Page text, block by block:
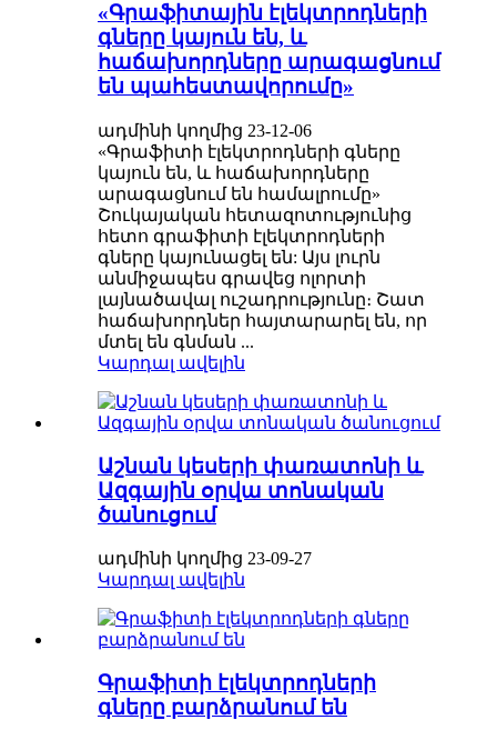
«Գրաֆիտային էլեկտրոդների
գները կայուն են, և
հաճախորդները արագացնում
են պահեստավորումը»
ադմինի կողմից 23-12-06
«Գրաֆիտի էլեկտրոդների գները
կայուն են, և հաճախորդները
արագացնում են համալրումը»
Շուկայական հետազոտությունից
հետո գրաֆիտի էլեկտրոդների
գները կայունացել են: Այս լուրն
անմիջապես գրավեց ոլորտի
լայնածավալ ուշադրությունը։ Շատ
հաճախորդներ հայտարարել են, որ
մտել են գնման ...
Կարդալ ավելին
Աշնան կեսերի փառատոնի և
Ազգային օրվա տոնական
ծանուցում
ադմինի կողմից 23-09-27
Կարդալ ավելին
Գրաֆիտի էլեկտրոդների
գները բարձրանում են